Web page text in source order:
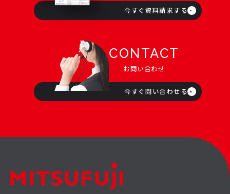
今すぐ資料請求する
CONTACT
お問い合わせ
今すぐ問い合わせる